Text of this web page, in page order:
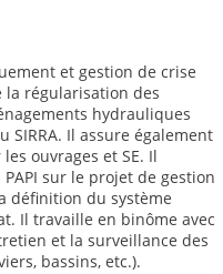
et gestion de crise
la régularisation des
hydrauliques
SIRRA. Il assure également
ouvrages et SE. Il
sur le projet de gestion
définition du système
Il travaille en binôme avec
et la surveillance des
bassins, etc.).